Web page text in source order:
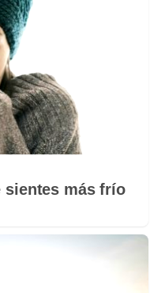
sientes más frío